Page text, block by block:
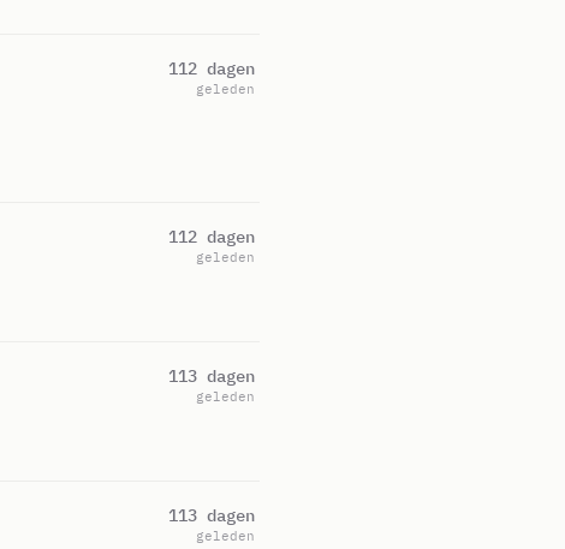
112 dagen
geleden
112 dagen
geleden
113 dagen
geleden
113 dagen
geleden